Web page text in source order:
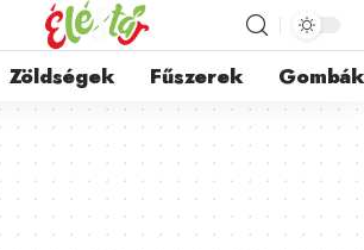
Zöldségek Fűszerek Gombák